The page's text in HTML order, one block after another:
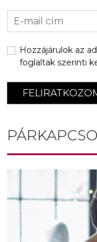
Hozzájárulok az
foglaltak szerinti